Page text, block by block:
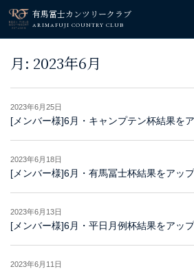
有馬冨士カンツリークラブ
ARIMAFUJI COUNTRY CLUB
月: 2023年6月
2023年6月25日
[メンバー様]6月・キャンプテン杯結果をア
2023年6月18日
[メンバー様]6月・有馬冨士杯結果をアップ
2023年6月13日
[メンバー様]6月・平日月例杯結果をアップ
2023年6月11日